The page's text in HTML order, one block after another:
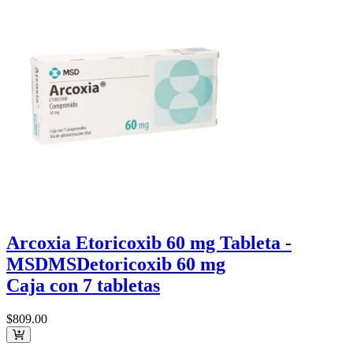
Arcoxia Etoricoxib 60 mg Tableta -
MSDMSDetoricoxib 60 mg
Caja con 7 tabletas
$809.00